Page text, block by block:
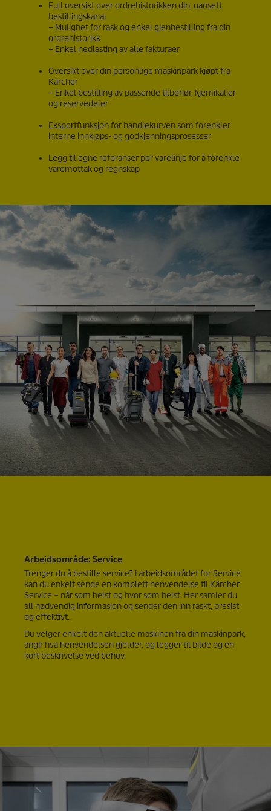
Full oversikt over ordrehistorikken din, uansett
bestillingskanal
– Mulighet for rask og enkel gjenbestilling fra din
ordrehistorikk
– Enkel nedlasting av alle fakturaer
Oversikt over din personlige maskinpark kjøpt fra
Kärcher
– Enkel bestilling av passende tilbehør, kjemikalier
og reservedeler
Eksportfunksjon for handlekurven som forenkler
interne innkjøps- og godkjenningsprosesser
Legg til egne referanser per varelinje for å forenkle
varemottak og regnskap
Arbeidsområde: Service
Trenger du å bestille service? I arbeidsområdet for Service
kan du enkelt sende en komplett henvendelse til Kärcher
Service – når som helst og hvor som helst. Her samler du
all nødvendig informasjon og sender den inn raskt, presist
og effektivt.
Du velger enkelt den aktuelle maskinen fra din maskinpark,
angir hva henvendelsen gjelder, og legger til bilde og en
kort beskrivelse ved behov.